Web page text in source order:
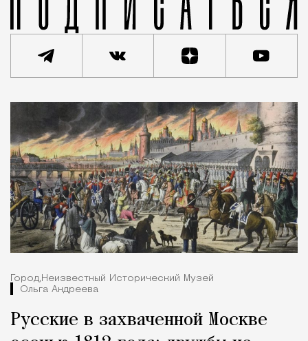
Город,Неизвестный Исторический Музей
Ольга Андреева
Русские в захваченной Москве